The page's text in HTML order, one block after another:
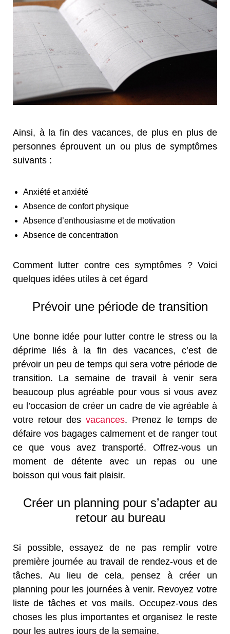
Ainsi, à la fin des vacances, de plus en plus de
personnes éprouvent un ou plus de symptômes
suivants :
Anxiété et anxiété
Absence de confort physique
Absence d’enthousiasme et de motivation
Absence de concentration
Comment lutter contre ces symptômes ? Voici
quelques idées utiles à cet égard
Prévoir une période de transition
Une bonne idée pour lutter contre le stress ou la
déprime liés à la fin des vacances, c’est de
prévoir un peu de temps qui sera votre période de
transition. La semaine de travail à venir sera
beaucoup plus agréable pour vous si vous avez
eu l’occasion de créer un cadre de vie agréable à
votre retour desvacances. Prenez le temps de
défaire vos bagages calmement et de ranger tout
ce que vous avez transporté. Offrez-vous un
moment de détente avec un repas ou une
boisson qui vous fait plaisir.
Créer un planning pour s’adapter au
retour au bureau
Si possible, essayez de ne pas remplir votre
première journée au travail de rendez-vous et de
tâches. Au lieu de cela, pensez à créer un
planning pour les journées à venir. Revoyez votre
liste de tâches et vos mails. Occupez-vous des
choses les plus importantes et organisez le reste
pour les autres jours de la semaine.